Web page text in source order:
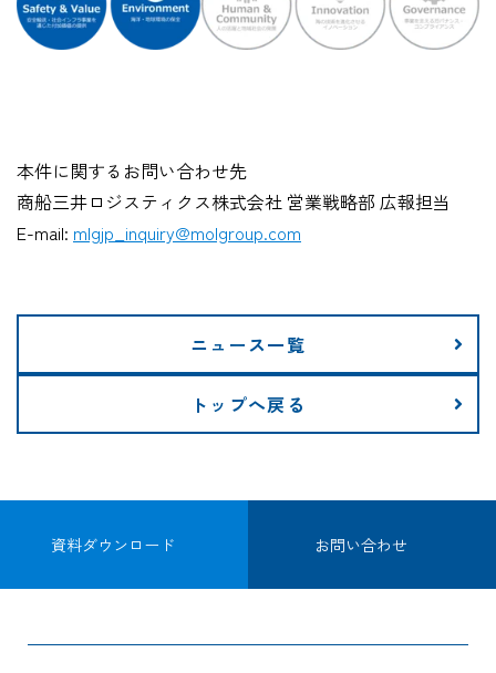
本件に関するお問い合わせ先
商船三井ロジスティクス株式会社 営業戦略部 広報担当
E-mail: mlgjp_inquiry@molgroup.com
ニュース一覧
トップへ戻る
CARGO
追跡する
資料ダウンロード お問い合わせ